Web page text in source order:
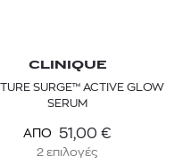
CLINIQUE
SURGE™ ACTIVE GLOW
SERUM
ΑΠΟ 51,00 €
2 επιλογές